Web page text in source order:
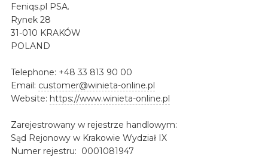
Feniqs.pl PSA.
Rynek 28
31-010 KRAKÓW
POLAND
Telephone: +48 33 813 90 00
Email: customer@winieta-online.pl
Website: https://www.winieta-online.pl
Zarejestrowany w rejestrze handlowym:
Sąd Rejonowy w Krakowie Wydział IX
Numer rejestru: 0001081947